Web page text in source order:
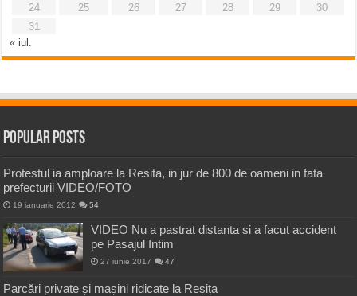
24
25 26 27 28 29
30
31
« iul.
Popular Posts
Protestul ia amploare la Resita, in jur de 800 de oameni in fata
prefecturii VIDEO/FOTO
19 ianuarie 2012 54
VIDEO Nu a pastrat distanta si a facut accident
pe Pasajul Intim
27 iunie 2017 47
Parcări private și mașini ridicate la Reșița